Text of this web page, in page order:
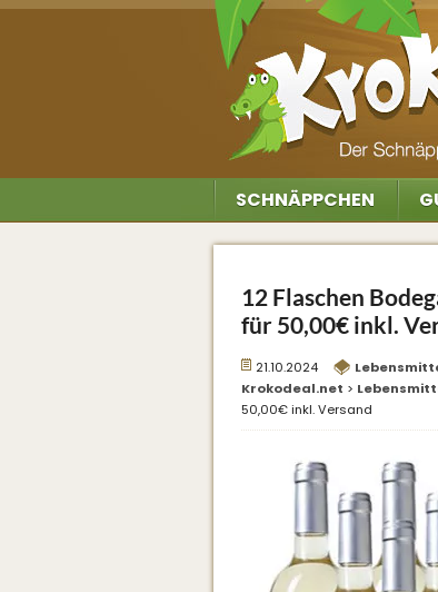
SCHNÄPPCHEN
12 Flaschen
für 50,00€ inkl.
21.10.2024
Krokodeal.net >
50,00€ inkl. Versand